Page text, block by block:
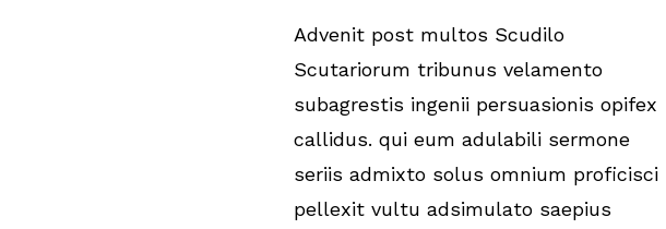
Advenit post multos Scudilo
Scutariorum tribunus velamento
subagrestis ingenii persuasionis opifex
callidus. qui eum adulabili sermone
seriis admixto solus omnium proficisci
pellexit vultu adsimulato saepius